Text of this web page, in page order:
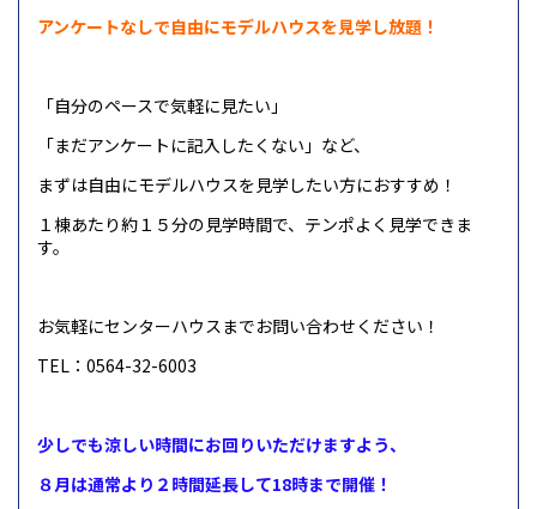
アンケートなしで自由にモデルハウスを見学し放題！
「自分のペースで気軽に見たい」
「まだアンケートに記入したくない」など、
まずは自由にモデルハウスを見学したい方におすすめ！
１棟あたり約１５分の見学時間で、テンポよく見学できま
す。
お気軽にセンターハウスまでお問い合わせください！
TEL：0564-32-6003
少しでも涼しい時間にお回りいただけますよう、
８月は通常より２時間延長して18時まで開催！